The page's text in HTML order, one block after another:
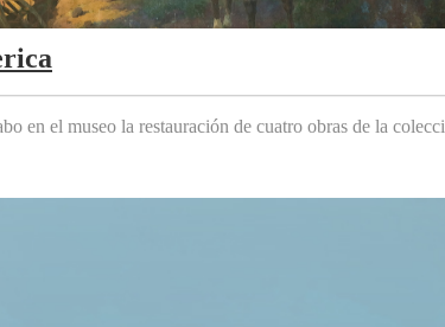
en el museo la restauración de cuatro obras de la